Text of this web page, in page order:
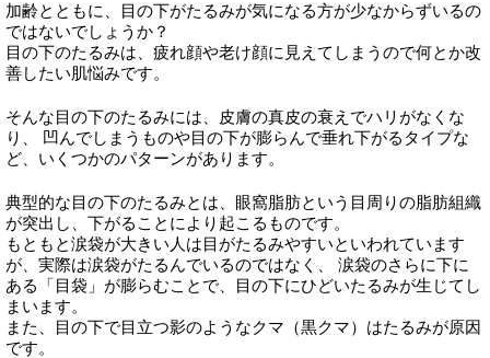
加齢とともに、目の下がたるみが気になる方が少なからずいるの
ではないでしょうか？
目の下のたるみは、疲れ顔や老け顔に見えてしまうので何とか改
善したい肌悩みです。
そんな目の下のたるみには、皮膚の真皮の衰えでハリがなくな
り、 凹んでしまうものや目の下が膨らんで垂れ下がるタイプな
ど、いくつかのパターンがあります。
典型的な目の下のたるみとは、眼窩脂肪という目周りの脂肪組織
が突出し、下がることにより起こるものです。
もともと涙袋が大きい人は目がたるみやすいといわれています
が、実際は涙袋がたるんでいるのではなく、 涙袋のさらに下に
ある「目袋」が膨らむことで、目の下にひどいたるみが生じてし
まいます。
また、目の下で目立つ影のようなクマ（黒クマ）はたるみが原因
です。